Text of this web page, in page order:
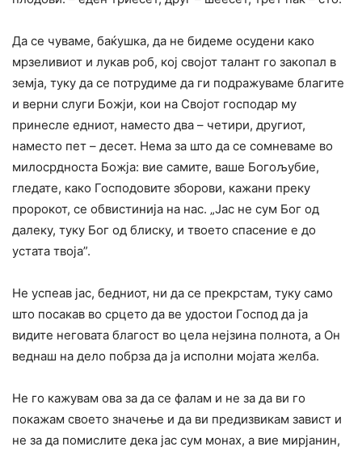
Да се чуваме, баќушка, да не бидеме осудени како
мрзеливиот и лукав роб, кој својот талант го закопал в
земја, туку да се потрудиме да ги подражуваме благите
и верни слуги Божји, кои на Својот господар му
принесле едниот, наместо два – четири, другиот,
наместо пет – десет. Нема за што да се сомневаме во
милосрдноста Божја: вие самите, ваше Богољубие,
гледате, како Господовите зборови, кажани преку
пророкот, се обвистинија на нас. „Јас не сум Бог од
далеку, туку Бог од блиску, и твоето спасение е до
устата твоја”.
He успеав јас, бедниот, ни да се прекрстам, туку само
што посакав во срцето да ве удостои Господ да ја
видите неговата благост во цела нејзина полнота, а Он
веднаш на дело побрза да ја исполни мојата желба.
He го кажувам ова за да се фалам и не за да ви го
покажам своето значење и да ви предизвикам завист и
не за да помислите дека jac сум монах, а вие мирјанин,